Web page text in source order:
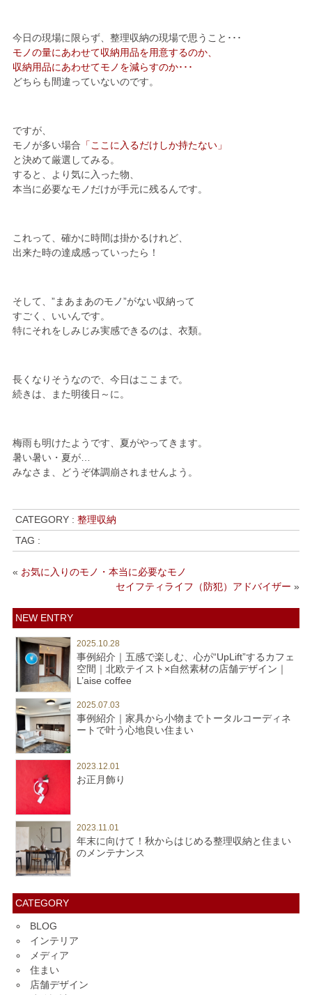
今日の現場に限らず、整理収納の現場で思うこと･･･
モノの量にあわせて収納用品を用意するのか、
収納用品にあわせてモノを減らすのか･･･
どちらも間違っていないのです。
ですが、
モノが多い場合 「ここに入るだけしか持たない」
と決めて厳選してみる。
すると、より気に入った物、
本当に必要なモノだけが手元に残るんです。
これって、確かに時間は掛かるけれど、
出来た時の達成感っていったら！
そして、”まあまあのモノ”がない収納って
すごく、いいんです。
特にそれをしみじみ実感できるのは、衣類。
長くなりそうなので、今日はここまで。
続きは、また明後日～に。
梅雨も明けたようです、夏がやってきます。
暑い暑い・夏が…
みなさま、どうぞ体調崩されませんよう。
CATEGORY : 整理収納
TAG :
« お気に入りのモノ・本当に必要なモノ
セイフティライフ（防犯）アドバイザー »
NEW ENTRY
2025.10.28
事例紹介｜五感で楽しむ、心が“UpLift”するカフェ
空間｜北欧テイスト×自然素材の店舗デザイン｜
L’aise coffee
2025.07.03
事例紹介｜家具から小物までトータルコーディネ
ートで叶う心地良い住まい
2023.12.01
お正月飾り
2023.11.01
年末に向けて！秋からはじめる整理収納と住まい
のメンテナンス
CATEGORY
BLOG
インテリア
メディア
住まい
店舗デザイン